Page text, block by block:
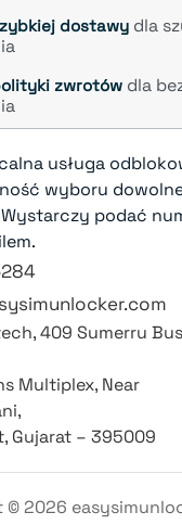
dostawy dla
zwrotów dla
usługa
wyboru
podać
409 Sumerru
Multiplex, Near
Gujarat – 395009
©2026